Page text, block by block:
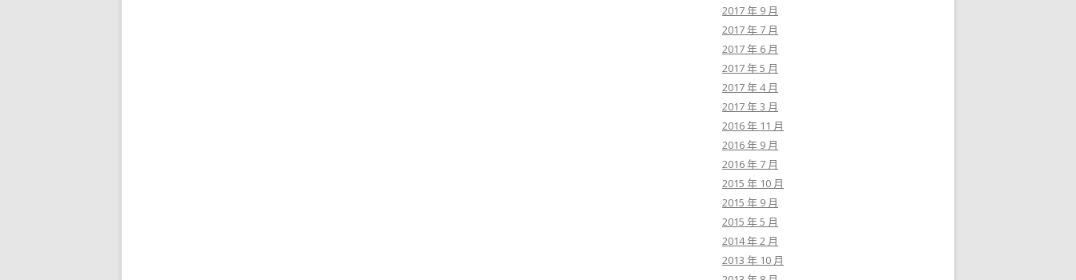
2017 年 9 月
2017 年 7 月
2017 年 6 月
2017 年 5 月
2017 年 4 月
2017 年 3 月
2016 年 11 月
2016 年 9 月
2016 年 7 月
2015 年 10 月
2015 年 9 月
2015 年 5 月
2014 年 2 月
2013 年 10 月